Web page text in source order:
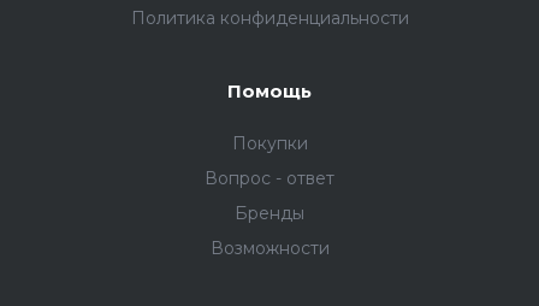
Политика конфиденциальности
Помощь
Покупки
Вопрос - ответ
Бренды
Возможности